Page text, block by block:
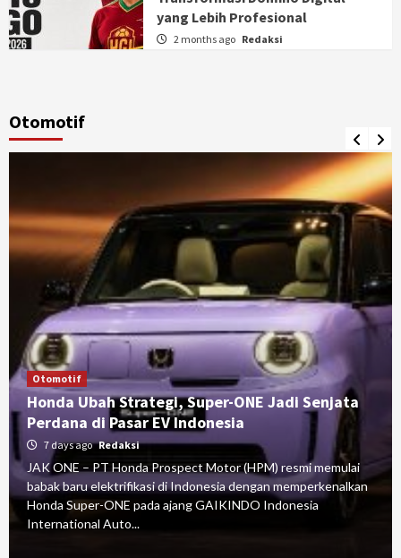
yang Lebih Profesional
2 months ago Redaksi
Otomotif
Otomotif
Honda Ubah Strategi, Super-ONE Jadi Senjata
Perdana di Pasar EV Indonesia
7 days ago Redaksi
JAK ONE – PT Honda Prospect Motor (HPM) resmi memulai
babak baru elektrifikasi di Indonesia dengan memperkenalkan
Honda Super-ONE pada ajang GAIKINDO Indonesia
International Auto...